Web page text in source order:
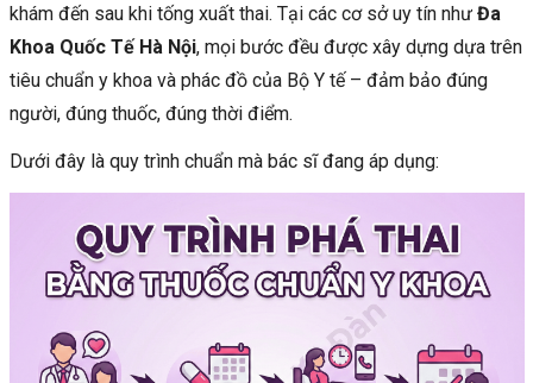
khám đến sau khi tống xuất thai. Tại các cơ sở uy tín như Đa
Khoa Quốc Tế Hà Nội, mọi bước đều được xây dựng dựa trên
tiêu chuẩn y khoa và phác đồ của Bộ Y tế – đảm bảo đúng
người, đúng thuốc, đúng thời điểm.
Dưới đây là quy trình chuẩn mà bác sĩ đang áp dụng:
TƯ VẤN PHÁ THAI AN TOÀN VỚI BÁC SĨ
Thai dưới 7 tuần
Thai trên 7 tuần